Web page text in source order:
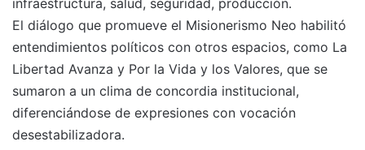
El diálogo que promueve el Misionerismo Neo habilitó
entendimientos políticos con otros espacios, como La
Libertad Avanza y Por la Vida y los Valores, que se
sumaron a un clima de concordia institucional,
diferenciándose de expresiones con vocación
desestabilizadora.